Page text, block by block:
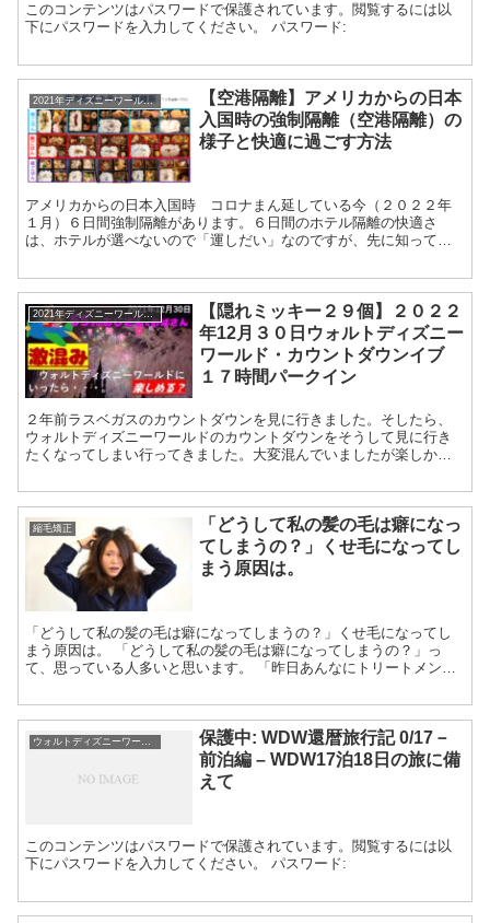
このコンテンツはパスワードで保護されています。閲覧するには以
下にパスワードを入力してください。 パスワード:
2021年ディズニーワールドカウントダウン
【空港隔離】アメリカからの日本
入国時の強制隔離（空港隔離）の
様子と快適に過ごす方法
アメリカからの日本入国時 コロナまん延している今（２０２２年
１月）６日間強制隔離があります。６日間のホテル隔離の快適さ
は、ホテルが選べないので「運しだい」なのですが、先に知ってい
2021年ディズニーワールドカウントダウン
【隠れミッキー２９個】２０２２
年12月３０日ウォルトディズニー
ワールド・カウントダウンイブ
１７時間パークイン
２年前ラスベガスのカウントダウンを見に行きました。そしたら、
ウォルトディズニーワールドのカウントダウンをそうして見に行き
たくなってしまい行ってきました。大変混んでいましたが楽しかっ
縮毛矯正
「どうして私の髪の毛は癖になっ
てしまうの？」くせ毛になってし
まう原因は。
「どうして私の髪の毛は癖になってしまうの？」くせ毛になってし
まう原因は。 「どうして私の髪の毛は癖になってしまうの？」っ
て、思っている人多いと思います。 「昨日あんなにトリートメント
ウォルトディズニーワールド
保護中: WDW還暦旅行記 0/17－
前泊編 – WDW17泊18日の旅に備
えて
このコンテンツはパスワードで保護されています。閲覧するには以
下にパスワードを入力してください。 パスワード: